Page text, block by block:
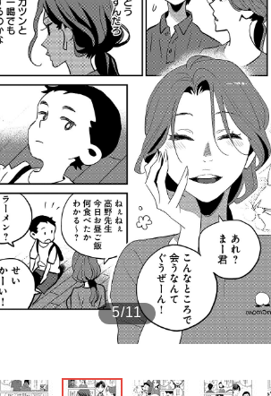
…」サッカー日本代表・森保一監督...
もっと見る
もっと見る
5/11